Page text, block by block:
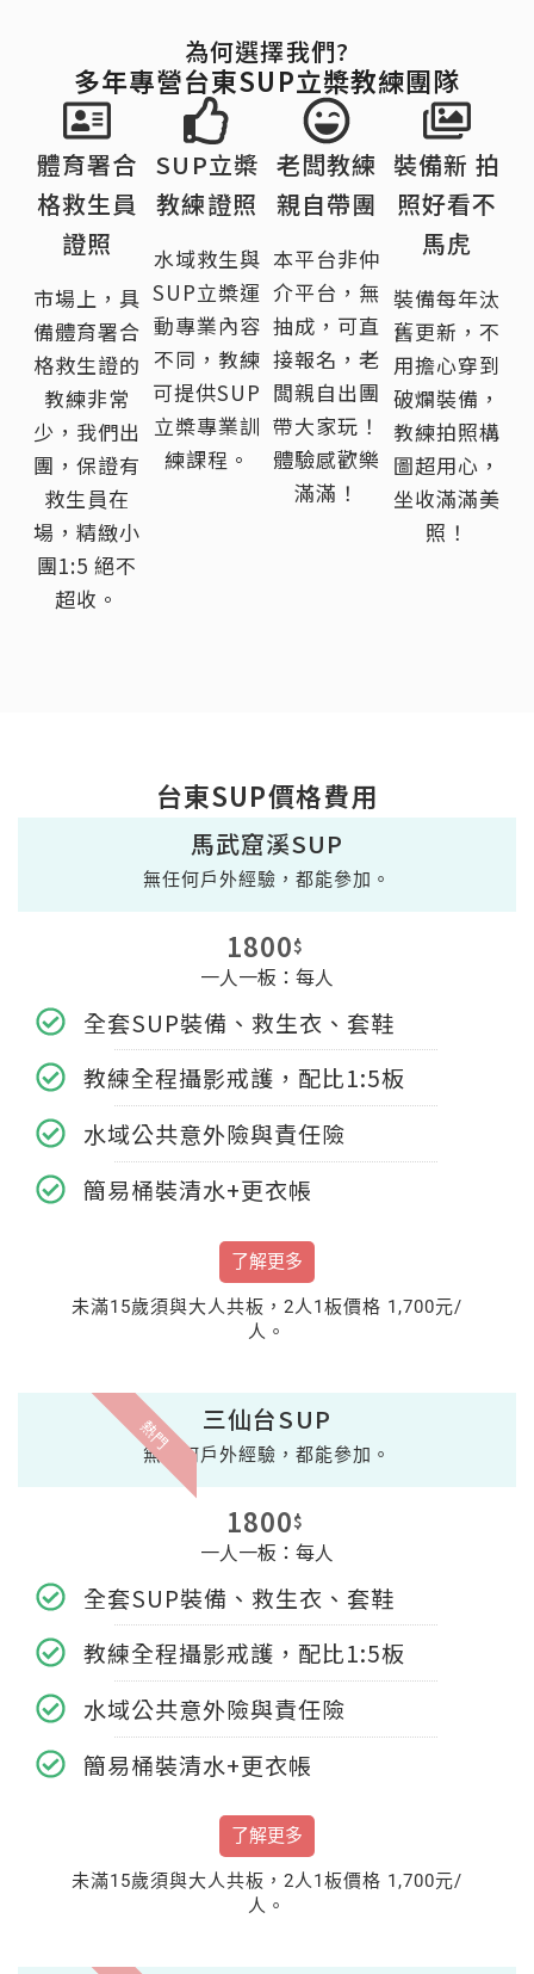
為何選擇我們?
多年專營台東SUP立槳教練團隊
體育署合
格救生員
證照
市場上，具
備體育署合
格救生證的
教練非常
少，我們出
團，保證有
救生員在
場，精緻小
團1:5 絕不
超收。
SUP立槳
教練證照
水域救生與
SUP立槳運
動專業內容
不同，教練
可提供SUP
立槳專業訓
練課程。
老闆教練
親自帶團
本平台非仲
介平台，無
抽成，可直
接報名，老
闆親自出團
帶大家玩！
體驗感歡樂
滿滿！
裝備新 拍
照好看不
馬虎
裝備每年汰
舊更新，不
用擔心穿到
破爛裝備，
教練拍照構
圖超用心，
坐收滿滿美
照！
台東SUP價格費用
馬武窟溪SUP
無任何戶外經驗，都能參加。
1800$
一人一板：每人
全套SUP裝備、救生衣、套鞋
教練全程攝影戒護，配比1:5板
水域公共意外險與責任險
簡易桶裝清水+更衣帳
了解更多
未滿15歲須與大人共板，2人1板價格 1,700元/
人。
熱門 三仙台SUP
無任何戶外經驗，都能參加。
1800$
一人一板：每人
全套SUP裝備、救生衣、套鞋
教練全程攝影戒護，配比1:5板
水域公共意外險與責任險
簡易桶裝清水+更衣帳
了解更多
未滿15歲須與大人共板，2人1板價格 1,700元/
人。